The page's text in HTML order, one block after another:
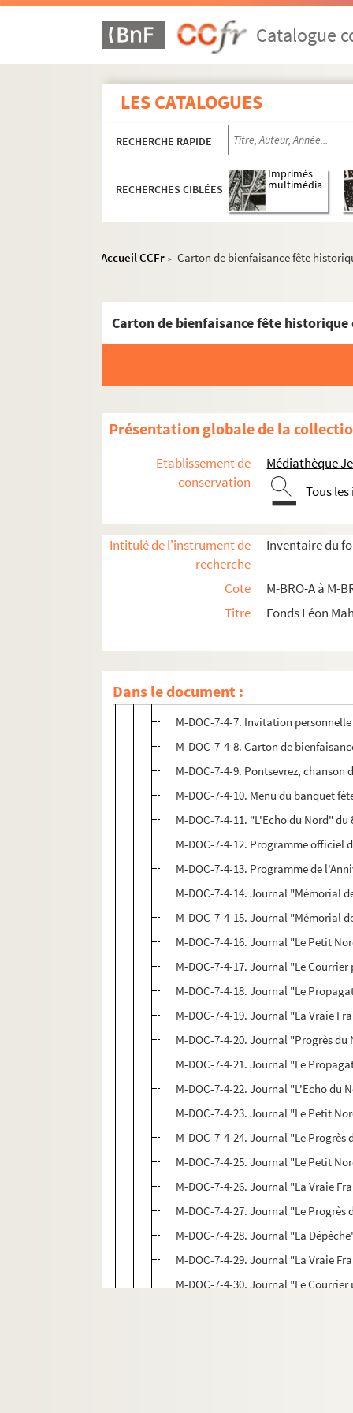
Catalogue
LES CATALOGUES
RECHERCHE RAPIDE
RECHERCHES CIBLÉES
Imprimés
multimédia
Accueil CCFr > Carton de bienfaisance fête
Carton de bienfaisance fête
Présentation globale de la
Etablissement de
conservation
Médiathèque
Tous
Intitulé de l'instrument de
recherche
Inventaire du
Cote
M-BRO-A à M-
Titre
Fonds Léon
Dans le document :
M-DOC-2. Ancien régime et République
M-DOC-3. Empire et Restauration
M-DOC-7-1. Fêtes et événements à
M-DOC-7-2. Fêtes historique du 8
M-DOC-7-3. Fêtes historique du 8
M-DOC-7-4. Fêtes historique du 8
M-DOC-7-4-4. Menu du 8 octobre
M-DOC-7-4-5. Portrait d'André,
M-DOC-7-4-6. Carton membre de
M-DOC-7-4-7. Invitation
M-DOC-7-4-8. Carton de
M-DOC-7-4-9. Pontsevrez, chanson
M-DOC-7-4-10. Menu du banquet
M-DOC-7-4-11. "L'Echo du Nord" du
M-DOC-7-4-12. Programme officiel
M-DOC-7-4-13. Programme de
M-DOC-7-4-14. Journal "Mémorial
M-DOC-7-4-15. Journal "Mémorial
M-DOC-7-4-16. Journal "Le Petit
M-DOC-7-4-17. Journal "Le
M-DOC-7-4-18. Journal "Le
M-DOC-7-4-19. Journal "La Vraie
M-DOC-7-4-20. Journal "Progrès du
M-DOC-7-4-21. Journal "Le
M-DOC-7-4-22. Journal "L'Echo du
M-DOC-7-4-23. Journal "Le Petit
M-DOC-7-4-24. Journal "Le Progrès
M-DOC-7-4-25. Journal "Le Petit
M-DOC-7-4-26. Journal "La Vraie
M-DOC-7-4-27. Journal "Le Progrès
M-DOC-7-4-28. Journal "La
M-DOC-7-4-29. Journal "La Vraie
M-DOC-7-4-30. Journal "Le